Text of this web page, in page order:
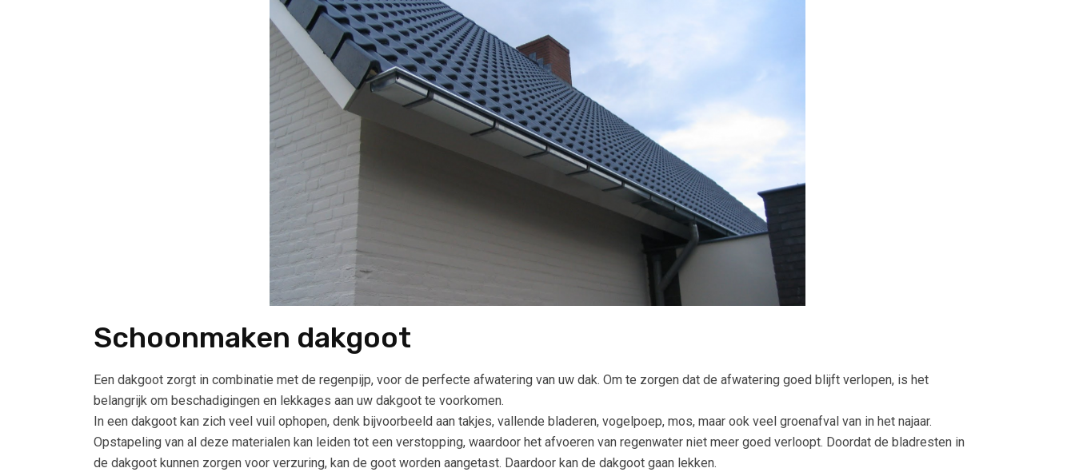
Schoonmaken dakgoot
Een dakgoot zorgt in combinatie met de regenpijp, voor de perfecte afwatering van uw dak. Om te zorgen dat de afwatering goed blijft verlopen, is het
belangrijk om beschadigingen en lekkages aan uw dakgoot te voorkomen.
In een dakgoot kan zich veel vuil ophopen, denk bijvoorbeeld aan takjes, vallende bladeren, vogelpoep, mos, maar ook veel groenafval van in het najaar.
Opstapeling van al deze materialen kan leiden tot een verstopping, waardoor het afvoeren van regenwater niet meer goed verloopt. Doordat de bladresten in
de dakgoot kunnen zorgen voor verzuring, kan de goot worden aangetast. Daardoor kan de dakgoot gaan lekken.